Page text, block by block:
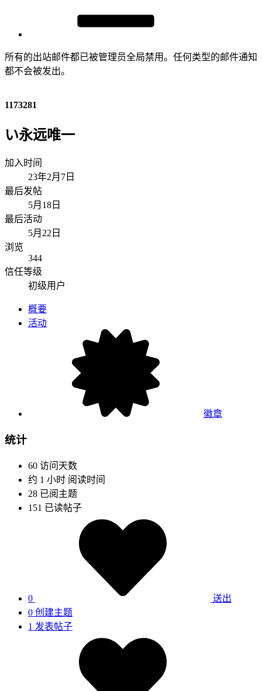
所有的出站邮件都已被管理员全局禁用。任何类型的邮件通知
都不会被发出。
1173281
い永远唯一
加入时间
23年2月7日
最后发帖
5月18日
最后活动
5月22日
浏览
344
信任等级
初级用户
概要
活动
徽章
统计
60 访问天数
约 1 小时 阅读时间
28 已阅主题
151 已读帖子
0
送出
0 创建主题
1 发表帖子